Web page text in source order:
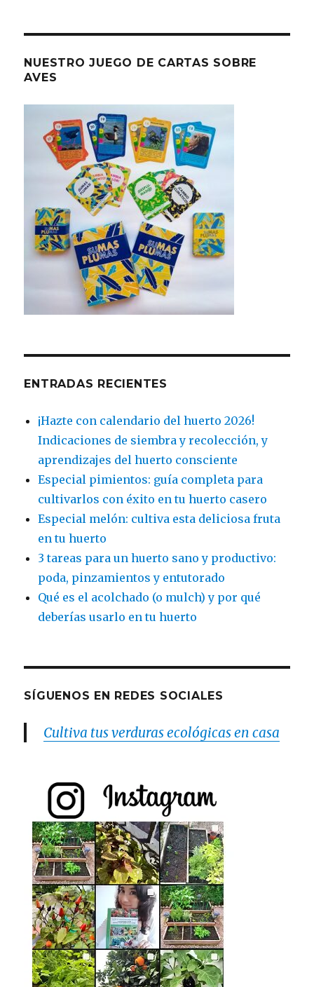
NUESTRO JUEGO DE CARTAS SOBRE
AVES
ENTRADAS RECIENTES
¡Hazte con calendario del huerto 2026!
Indicaciones de siembra y recolección, y
aprendizajes del huerto consciente
Especial pimientos: guía completa para
cultivarlos con éxito en tu huerto casero
Especial melón: cultiva esta deliciosa fruta
en tu huerto
3 tareas para un huerto sano y productivo:
poda, pinzamientos y entutorado
Qué es el acolchado (o mulch) y por qué
deberías usarlo en tu huerto
SÍGUENOS EN REDES SOCIALES
Cultiva tus verduras ecológicas en casa